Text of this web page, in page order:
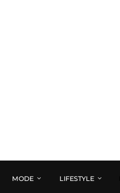
MODE LIFESTYLE